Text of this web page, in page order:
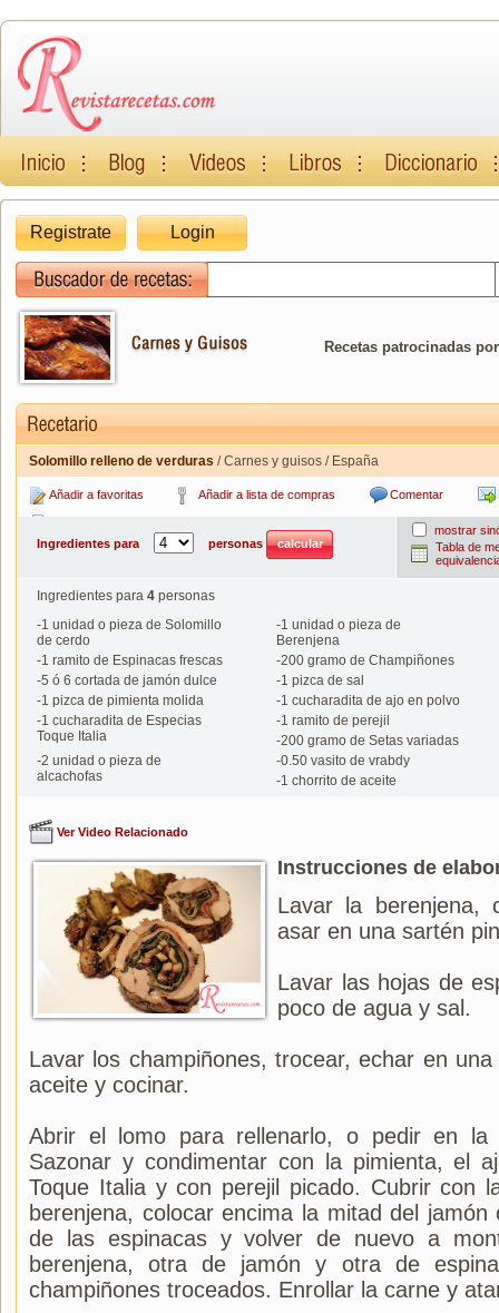
Registrate Login
Recetas patrocinadas
Solomillo relleno de verduras / Carnes y guisos / España
Añadir a favoritas Añadir a lista de compras Comentar
Ingredientes para
personas
mostrar
Tabla de
Ingredientes para 4 personas
-1 unidad o pieza de Solomillo
de cerdo
-1 unidad o pieza de
Berenjena
-1 ramito de Espinacas frescas -200 gramo de Champiñones
-5 ó 6 cortada de jamón dulce -1 pizca de sal
-1 pizca de pimienta molida -1 cucharadita de ajo en polvo
-1 cucharadita de Especias
Toque Italia
-1 ramito de perejil
-200 gramo de Setas variadas
-2 unidad o pieza de
alcachofas
-0.50 vasito de vrabdy
-1 chorrito de aceite
Ver Video Relacionado
Instrucciones de
Lavar la berenjena,
asar en una sartén
Lavar las hojas de
poco de agua y sal.
Lavar los champiñones, trocear, echar en
aceite y cocinar.
Abrir el lomo para rellenarlo, o pedir en la
Sazonar y condimentar con la pimienta, el
Toque Italia y con perejil picado. Cubrir con
berenjena, colocar encima la mitad del
de las espinacas y volver de nuevo a
berenjena, otra de jamón y otra de
champiñones troceados. Enrollar la carne y